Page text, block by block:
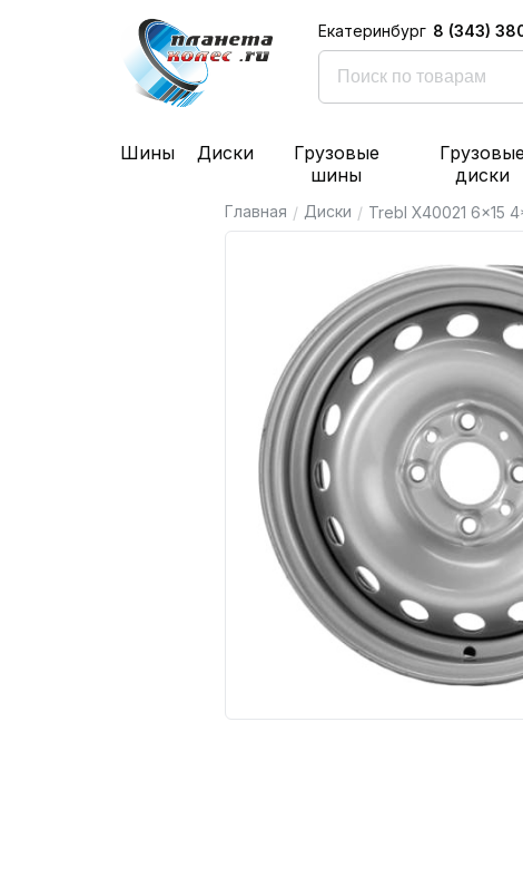
Екатеринбург 8 (343)
Шины Диски
Грузовые
шины
диски
Главная / Диски / Trebl X40021 6x15